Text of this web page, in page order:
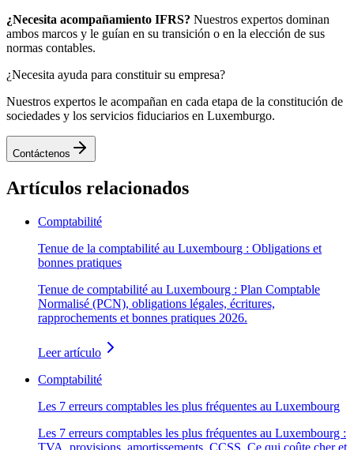
¿Necesita acompañamiento IFRS? Nuestros expertos dominan
ambos marcos y le guían en su transición o en la elección de sus
normas contables.
¿Necesita ayuda para constituir su empresa?
Nuestros expertos le acompañan en cada etapa de la constitución de
sociedades y los servicios fiduciarios en Luxemburgo.
Contáctenos
Artículos relacionados
Comptabilité
Tenue de la comptabilité au Luxembourg : Obligations et
bonnes pratiques
Tenue de comptabilité au Luxembourg : Plan Comptable
Normalisé (PCN), obligations légales, écritures,
rapprochements et bonnes pratiques 2026.
Leer artículo
Comptabilité
Les 7 erreurs comptables les plus fréquentes au Luxembourg
Les 7 erreurs comptables les plus fréquentes au Luxembourg :
TVA, provisions, amortissements, CCSS. Ce qui coûte cher et